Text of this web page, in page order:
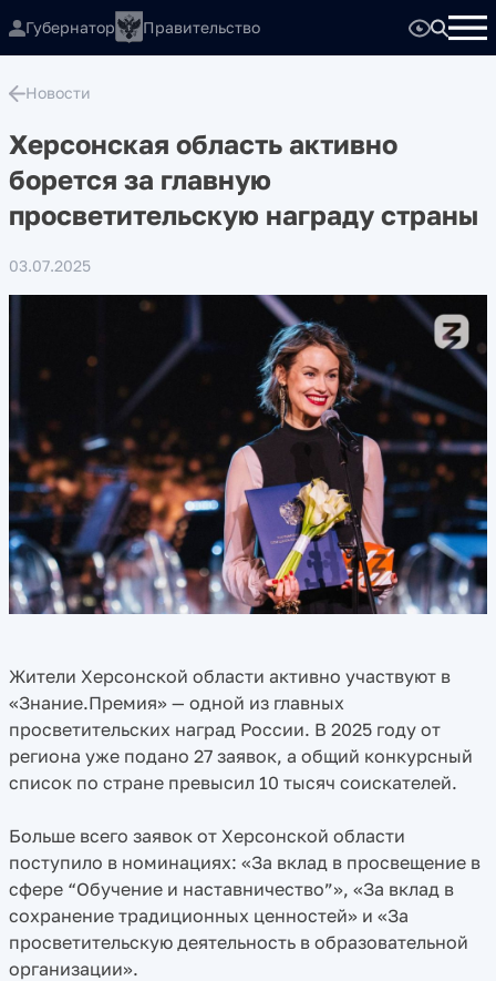
Губернатор Правительство
Новости
Херсонская область активно
борется за главную
просветительскую награду страны
03.07.2025
Жители Херсонской области активно участвуют в
«Знание.Премия» — одной из главных
просветительских наград России. В 2025 году от
региона уже подано 27 заявок, а общий конкурсный
список по стране превысил 10 тысяч соискателей.
Больше всего заявок от Херсонской области
поступило в номинациях: «За вклад в просвещение в
сфере “Обучение и наставничество”», «За вклад в
сохранение традиционных ценностей» и «За
просветительскую деятельность в образовательной
организации».